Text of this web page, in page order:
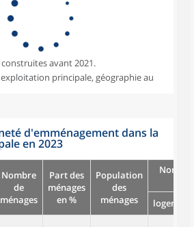
avant 2021.
exploitation principale, géographie au
d'emménagement dans la
en 2023
Nombre
de
ménages
Part des
ménages
en %
Population
des
ménages
logement